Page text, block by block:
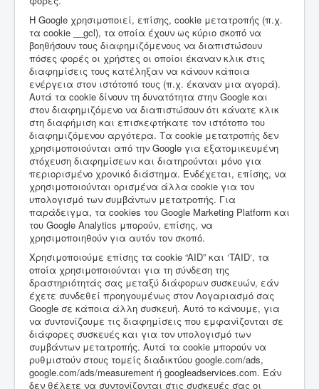
Η Google χρησιμοποιεί, επίσης, cookie μετατροπής (π.χ.
τα cookie __gcl), τα οποία έχουν ως κύριο σκοπό να
βοηθήσουν τους διαφημιζόμενους να διαπιστώσουν
πόσες φορές οι χρήστες οι οποίοι έκαναν κλικ στις
διαφημίσεις τους κατέληξαν να κάνουν κάποια
ενέργεια στον ιστότοπό τους (π.χ. έκαναν μια αγορά).
Αυτά τα cookie δίνουν τη δυνατότητα στην Google και
στον διαφημιζόμενο να διαπιστώσουν ότι κάνατε κλικ
στη διαφήμιση και επισκεφτήκατε τον ιστότοπο του
διαφημιζόμενου αργότερα. Τα cookie μετατροπής δεν
χρησιμοποιούνται από την Google για εξατομικευμένη
στόχευση διαφημίσεων και διατηρούνται μόνο για
περιορισμένο χρονικό διάστημα. Ενδέχεται, επίσης, να
χρησιμοποιούνται ορισμένα άλλα cookie για τον
υπολογισμό των συμβάντων μετατροπής. Για
παράδειγμα, τα cookies του Google Marketing Platform και
του Google Analytics μπορούν, επίσης, να
χρησιμοποιηθούν για αυτόν τον σκοπό.
Χρησιμοποιούμε επίσης τα cookie “AID” και ‘TAID‘, τα
οποία χρησιμοποιούνται για τη σύνδεση της
δραστηριότητάς σας μεταξύ διάφορων συσκευών, εάν
έχετε συνδεθεί προηγουμένως στον Λογαριασμό σας
Google σε κάποια άλλη συσκευή. Αυτό το κάνουμε, για
να συντονίζουμε τις διαφημίσεις που εμφανίζονται σε
διάφορες συσκευές και για τον υπολογισμό των
συμβάντων μετατροπής. Αυτά τα cookie μπορούν να
ρυθμιστούν στους τομείς διαδικτύου google.com/ads,
google.com/ads/measurement ή googleadservices.com. Εάν
δεν θέλετε να συντονίζονται στις συσκευές σας οι